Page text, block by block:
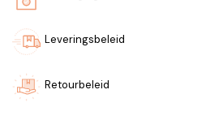
Leveringsbeleid
Retourbeleid